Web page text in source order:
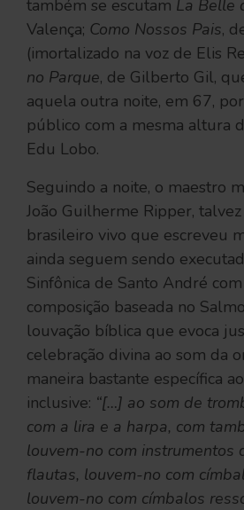
também se escutam La Belle
Valença; Como Nossos Pais,
(imortalizado na voz de Elis
no Parque, de Gilberto Gil,
aquela outra noite, em 67,
público com a mesma altura
Edu Lobo.
Seguindo a noite, o maestro
João Guilherme Ripper,
brasileiro vivo que escreveu
ainda seguem sendo
Sinfônica de Santo André com
composição baseada no
louvação bíblica que evoca
celebração divina ao som da
maneira bastante específica
inclusive: “[…] ao som de
com a lira e a harpa, com
louvem-no com instrumentos
flautas, louvem-no com
louvem-no com címbalos